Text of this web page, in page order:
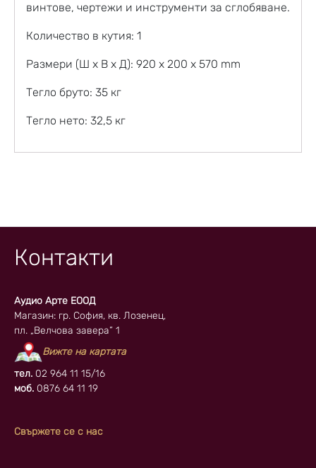
винтове, чертежи и инструменти за сглобяване.
Количество в кутия: 1
Размери (Ш x В x Д): 920 x 200 x 570 mm
Тегло бруто: 35 кг
Тегло нето: 32,5 кг
Контакти
Аудио Арте ЕООД
Магазин: гр. София, кв. Лозенец,
пл. „Велчова завера” 1
Вижте на картата
тел. 02 964 11 15/16
моб. 0876 64 11 19
Свържете се с нас